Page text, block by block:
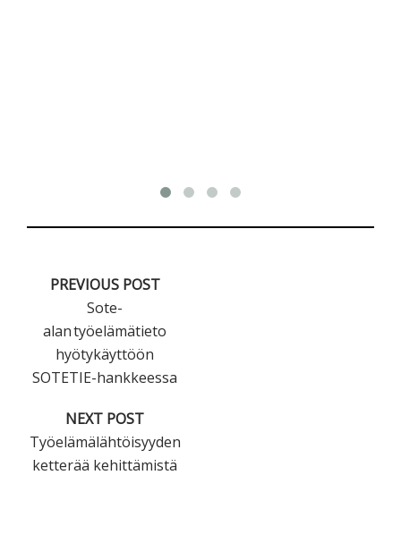
PREVIOUS POST
Sote-
alan työelämätieto
hyötykäyttöön
SOTETIE-hankkeessa
NEXT POST
Työelämälähtöisyyden
ketterää kehittämistä